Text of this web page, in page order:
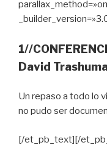
1//
David
Un repaso a todo lo
no pudo ser
[/et_pb_text][/